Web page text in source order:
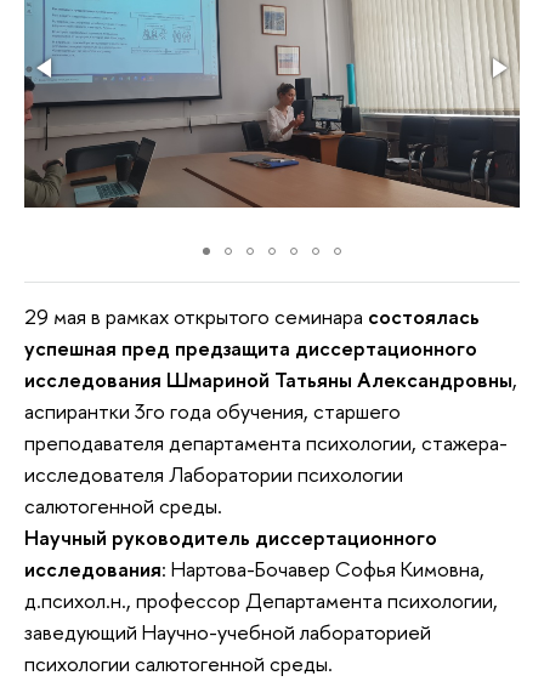
29 мая в рамках открытого семинара состоялась
успешная пред предзащита диссертационного
исследования Шмариной Татьяны Александровны,
аспирантки 3го года обучения, старшего
преподавателя департамента психологии, стажера-
исследователя Лаборатории психологии
салютогенной среды.
Научный руководитель диссертационного
исследования: Нартова-Бочавер Софья Кимовна,
д.психол.н., профессор Департамента психологии,
заведующий Научно-учебной лабораторией
психологии салютогенной среды.